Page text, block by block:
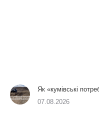
Як «кумівські
07.08.2026